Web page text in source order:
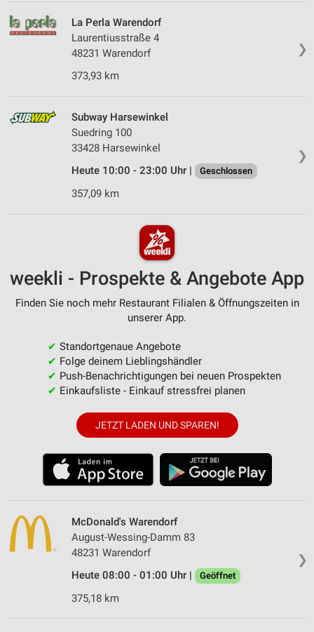
❯
La Perla Warendorf
Laurentiusstraße 4
48231 Warendorf
373,93 km
❯
Subway Harsewinkel
Suedring 100
33428 Harsewinkel
Heute 10:00 - 23:00 Uhr |
Geschlossen
357,09 km
weekli - Prospekte & Angebote App
Finden Sie noch mehr Restaurant Filialen & Öffnungszeiten in
unserer App.
✔ Standortgenaue Angebote
✔ Folge deinem Lieblingshändler
✔ Push-Benachrichtigungen bei neuen Prospekten
✔ Einkaufsliste - Einkauf stressfrei planen
JETZT LADEN UND SPAREN!
❯
McDonald's Warendorf
August-Wessing-Damm 83
48231 Warendorf
Heute 08:00 - 01:00 Uhr |
Geöffnet
375,18 km